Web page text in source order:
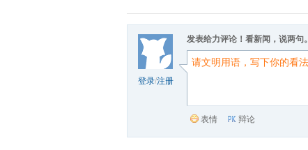
登录/注册
发表给力评论！看新闻，说两句。
表情 辩论